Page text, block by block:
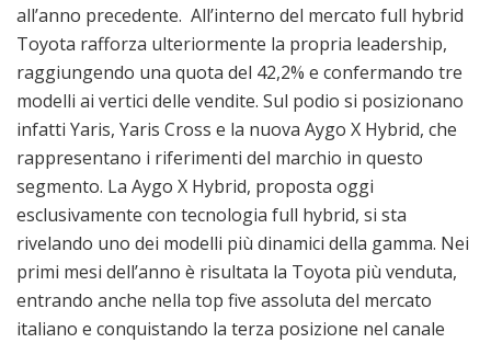
all’anno precedente. All’interno del mercato full hybrid
Toyota rafforza ulteriormente la propria leadership,
raggiungendo una quota del 42,2% e confermando tre
modelli ai vertici delle vendite. Sul podio si posizionano
infatti Yaris, Yaris Cross e la nuova Aygo X Hybrid, che
rappresentano i riferimenti del marchio in questo
segmento. La Aygo X Hybrid, proposta oggi
esclusivamente con tecnologia full hybrid, si sta
rivelando uno dei modelli più dinamici della gamma. Nei
primi mesi dell’anno è risultata la Toyota più venduta,
entrando anche nella top five assoluta del mercato
italiano e conquistando la terza posizione nel canale